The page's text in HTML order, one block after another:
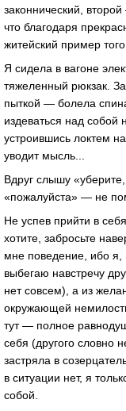
законнический,
что благодаря
житейский пример
Я сидела в вагоне
тяжеленный рюкзак.
пыткой — болела
издеваться над
устроившись локтем
уводит мысль...
Вдруг слышу
«пожалуйста» — не
Не успев прийти в
хотите, забросьте
мне поведение, ибо я,
выбегаю навстречу
нет совсем), а из
окружающей
тут — полное
себя (другого словно
застряла в
в ситуации нет, я
собой.